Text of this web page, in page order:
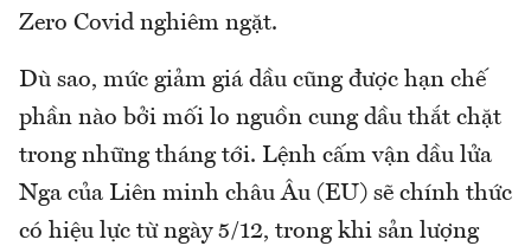
Zero Covid nghiêm ngặt.
Dù sao, mức giảm giá dầu cũng được hạn chế
phần nào bởi mối lo nguồn cung dầu thắt chặt
trong những tháng tới. Lệnh cấm vận dầu lửa
Nga của Liên minh châu Âu (EU) sẽ chính thức
có hiệu lực từ ngày 5/12, trong khi sản lượng